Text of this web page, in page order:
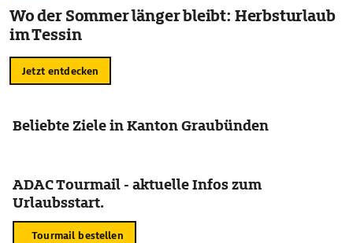
Wo der Sommer länger bleibt: Herbsturlaub
im Tessin
Jetzt entdecken
Beliebte Ziele in Kanton Graubünden
ADAC Tourmail - aktuelle Infos zum
Urlaubsstart.
Tourmail bestellen